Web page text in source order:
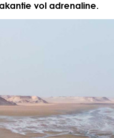
vol adrenaline.